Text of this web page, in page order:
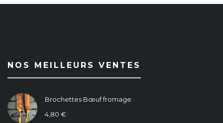
NOS MEILLEURS VENTES
Brochettes Bœuf fromage
4,80 €